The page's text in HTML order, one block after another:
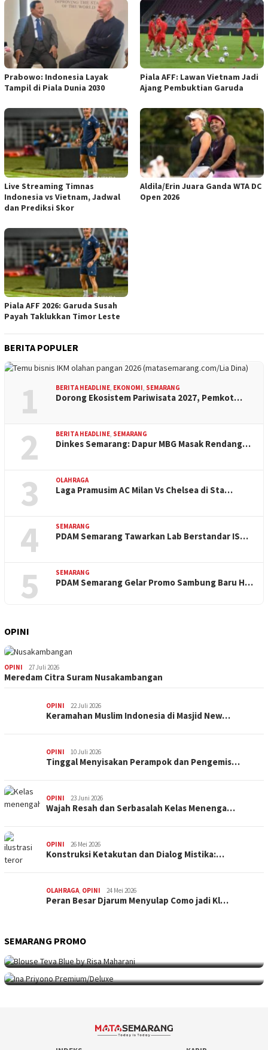
Prabowo: Indonesia Layak
Tampil di Piala Dunia 2030
Piala AFF: Lawan Vietnam Jadi
Ajang Pembuktian Garuda
Live Streaming Timnas
Indonesia vs Vietnam, Jadwal
dan Prediksi Skor
Aldila/Erin Juara Ganda WTA DC
Open 2026
Piala AFF 2026: Garuda Susah
Payah Taklukkan Timor Leste
BERITA POPULER
1 BERITA HEADLINE, EKONOMI, SEMARANG
Dorong Ekosistem Pariwisata 2027, Pemkot…
2 BERITA HEADLINE, SEMARANG
Dinkes Semarang: Dapur MBG Masak Rendang…
3 OLAHRAGA
Laga Pramusim AC Milan Vs Chelsea di Sta…
4 SEMARANG
PDAM Semarang Tawarkan Lab Berstandar IS…
5 SEMARANG
PDAM Semarang Gelar Promo Sambung Baru H…
OPINI
OPINI 27 Juli 2026
Meredam Citra Suram Nusakambangan
OPINI 22 Juli 2026
Keramahan Muslim Indonesia di Masjid New…
OPINI 10 Juli 2026
Tinggal Menyisakan Perampok dan Pengemis…
OPINI 23 Juni 2026
Wajah Resah dan Serbasalah Kelas Menenga…
OPINI 26 Mei 2026
Konstruksi Ketakutan dan Dialog Mistika:…
OLAHRAGA, OPINI 24 Mei 2026
Peran Besar Djarum Menyulap Como jadi Kl…
SEMARANG PROMO
SEMARANG PROMO 9 Mei 2026
SEMARANG PROMO 5 Mei 2026
Intip Koleksi Ina Priyono, Jenama Fesyen…